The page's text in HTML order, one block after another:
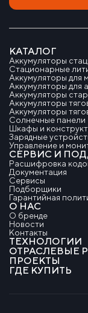
КАТАЛОГ
Аккумуляторы
Стационарные
Аккумуляторы для
Аккумуляторы для
Аккумуляторы
Аккумуляторы
Аккумуляторы
Солнечные панели
Шкафы и
Зарядные
Управление и
СЕРВИС И
Расшифровка
Документация
Сервисы
Подборщики
Гарантийная
О НАС
О бренде
Новости
Контакты
ТЕХНОЛОГИИ
ОТРАСЛЕВЫЕ
ПРОЕКТЫ
ГДЕ КУПИТЬ